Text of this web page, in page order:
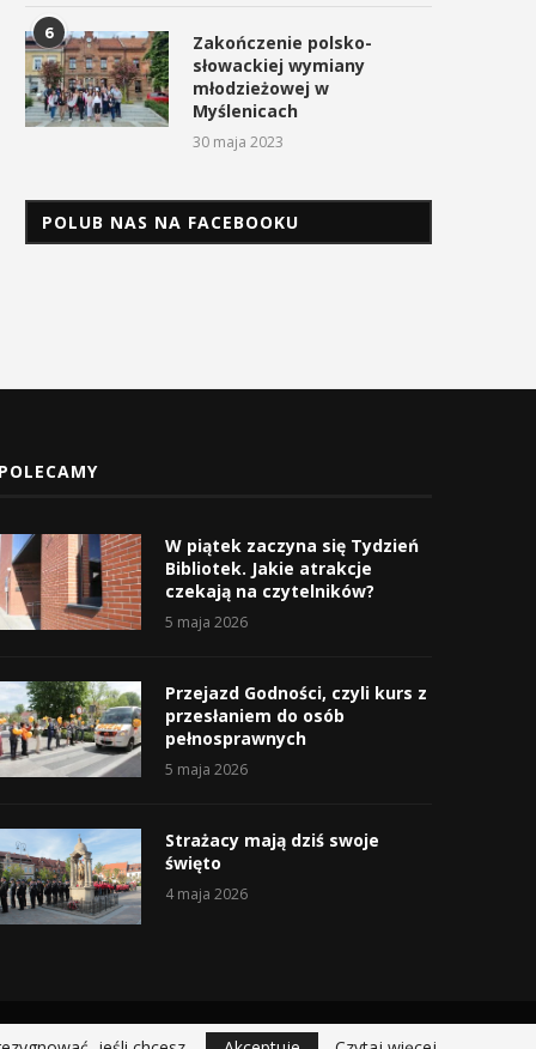
Uroczyste obchody Święta
Konstytucji 3 Maja w
Myślenicach
3 maja 2026
Matki Bożej Pani
6
Zakończenie polsko-
słowackiej wymiany
młodzieżowej w
Myślenicach
30 maja 2023
POLUB NAS NA FACEBOOKU
POLECAMY
W piątek zaczyna się Tydzień
Bibliotek. Jakie atrakcje
czekają na czytelników?
5 maja 2026
Przejazd Godności, czyli kurs z
przesłaniem do osób
pełnosprawnych
5 maja 2026
Strażacy mają dziś swoje
święto
4 maja 2026